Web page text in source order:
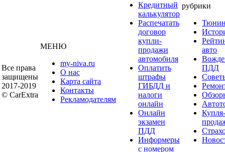
Все права
защищены
2017-2019
© CarExtra
МЕНЮ
my-niva.ru
О нас
Карта сайта
Контакты
Рекламодателям
Кредитный
калькулятор
Распечатать
договор
купли-
продажи
автомобиля
Оплатить
штрафы
ГИБДД и
налоги
онлайн
Онлайн
экзамен
ПДД
Информеры
с номером
рубрики
авто
ПДД
Купля-